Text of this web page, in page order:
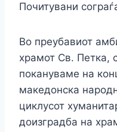
Почитувани
Во преубавиот
храмот Св. Петка,
покануваме на
македонска
циклусот
доизградба на